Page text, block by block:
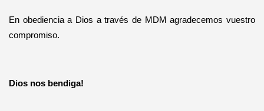
En obediencia a Dios a través de MDM agradecemos vuestro
compromiso.
Dios nos bendiga!